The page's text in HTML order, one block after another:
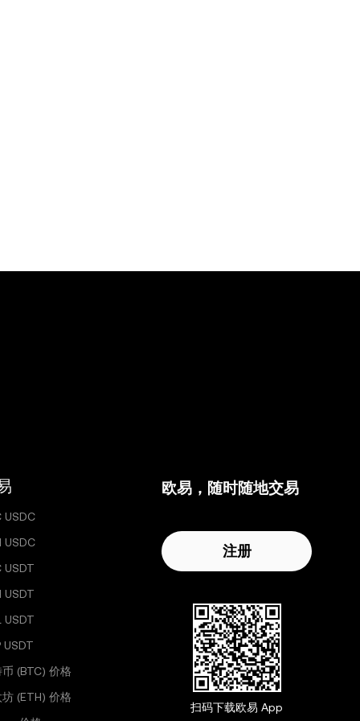
USDC
USDC
USDT
USDT
USDT
USDT
币 (BTC) 价格
坊 (ETH) 价格
欧易，随时随地交易
注册
扫码下载欧易 App